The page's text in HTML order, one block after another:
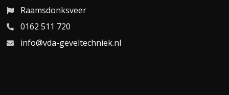
Raamsdonksveer
0162 511 720
info@vda-geveltechniek.nl